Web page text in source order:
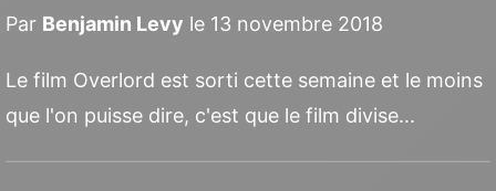
Par Benjamin Levy le 13 novembre 2018
Le film Overlord est sorti cette semaine et le moins
que l'on puisse dire, c'est que le film divise...